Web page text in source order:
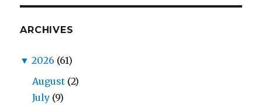
ARCHIVES
▼ 2026 (61)
August (2)
July (9)